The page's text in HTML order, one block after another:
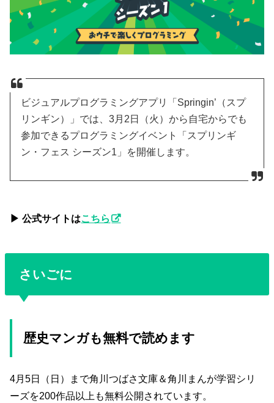
ビジュアルプログラミングアプリ「Springin’（スプ
リンギン）」では、3月2日（火）から自宅からでも
参加できるプログラミングイベント「スプリンギ
ン・フェス シーズン1」を開催します。
▶︎ 公式サイトはこちら
さいごに
歴史マンガも無料で読めます
4月5日（日）まで角川つばさ文庫＆角川まんが学習シリ
ーズを200作品以上も無料公開されています。